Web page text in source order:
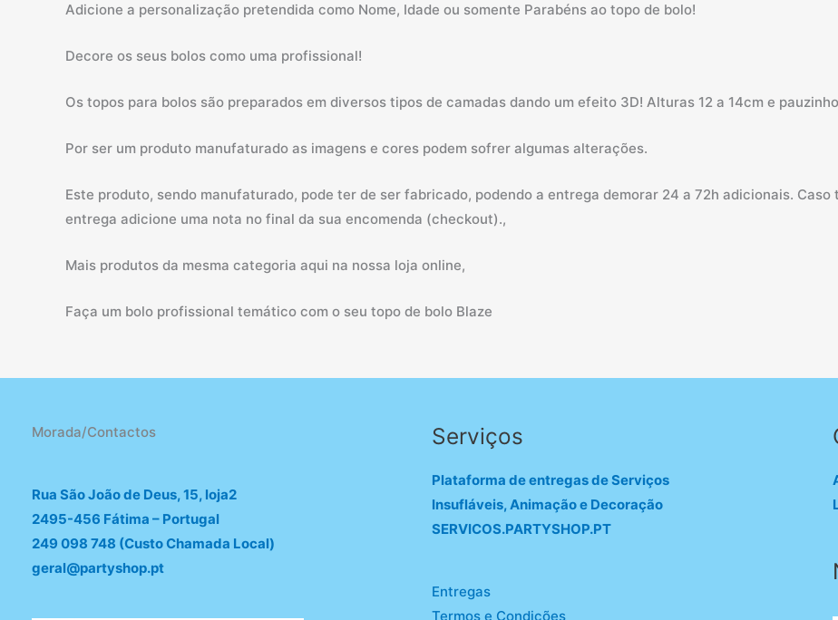
Adicione a personalização pretendida como Nome, Idade ou somente Parabéns ao topo de bolo!
Decore os seus bolos como uma profissional!
Os topos para bolos são preparados em diversos tipos de camadas dando um efeito 3D! Alturas 12 a 14cm e
Por ser um produto manufaturado as imagens e cores podem sofrer algumas alterações.
Este produto, sendo manufaturado, pode ter de ser fabricado, podendo a entrega demorar 24 a 72h adicionais.
entrega adicione uma nota no final da sua encomenda (checkout).,
Mais produtos da mesma categoria aqui na nossa loja online,
Faça um bolo profissional temático com o seu topo de bolo Blaze
Morada/Contactos
Rua São João de Deus, 15, loja2
2495-456 Fátima – Portugal
249 098 748 (Custo Chamada Local)
geral@partyshop.pt
Serviços
Plataforma de entregas de Serviços
Insufláveis, Animação e Decoração
SERVICOS.PARTYSHOP.PT
Entregas
Termos e Condições